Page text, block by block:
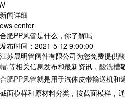
N
新闻详细
ews center
合肥PP风管是什么，你了解吗
发布时间：2021-5-12 9:00:00
江苏晟明管阀件有限公司为您免费提供
帽,等相关信息发布和最新资讯， 酸洗槽
合肥PP风管就是用于汽体皮带输送机和
截面模样和原材料分类，按截面模样，